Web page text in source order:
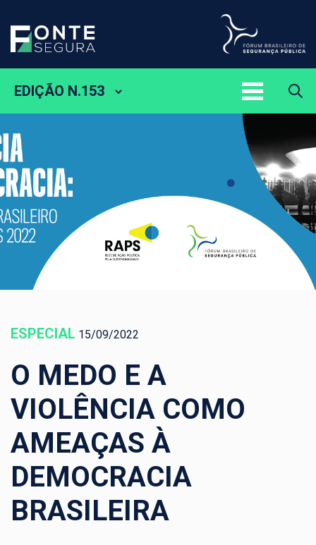
EDIÇÃO N.153
ESPECIAL 15/09/2022
O MEDO E A
VIOLÊNCIA COMO
AMEAÇAS À
DEMOCRACIA
BRASILEIRA